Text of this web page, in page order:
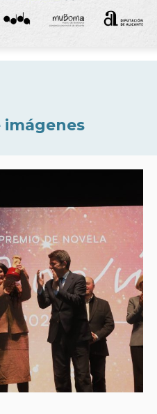
imágenes